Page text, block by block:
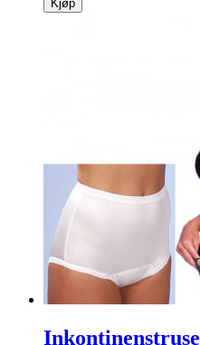
Kjøp
Inkontinenstruse